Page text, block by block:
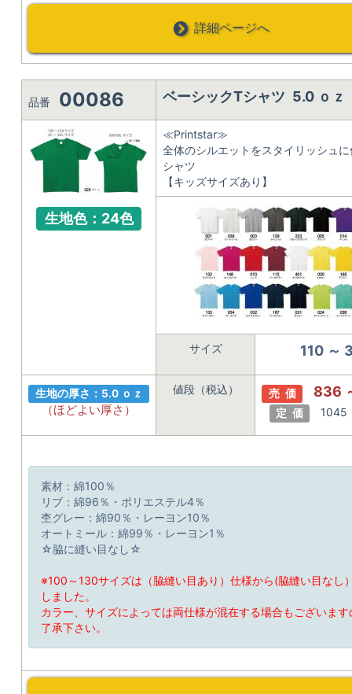
詳細ページへ
品番 00086 ベーシックTシャツ 5.0 ｏｚ
生地色：24色
≪Printstar≫
全体のシルエットをスタイリッシュ
シャツ
【キッズサイズあり】
サイズ 110 ～
生地の厚さ：5.0 ｏｚ
（ほどよい厚さ）
値段（税込） 売 価 836
定 価 1045
素材：綿100％
リブ：綿96％・ポリエステル4％
杢グレー：綿90％・レーヨン10％
オートミール：綿99％・レーヨン1％
☆脇に縫い目なし☆
※100～130サイズは（脇縫い目あり）仕様から(脇縫い目なし
しました。
カラー、サイズによっては両仕様が混在する場合もございます
了承下さい。